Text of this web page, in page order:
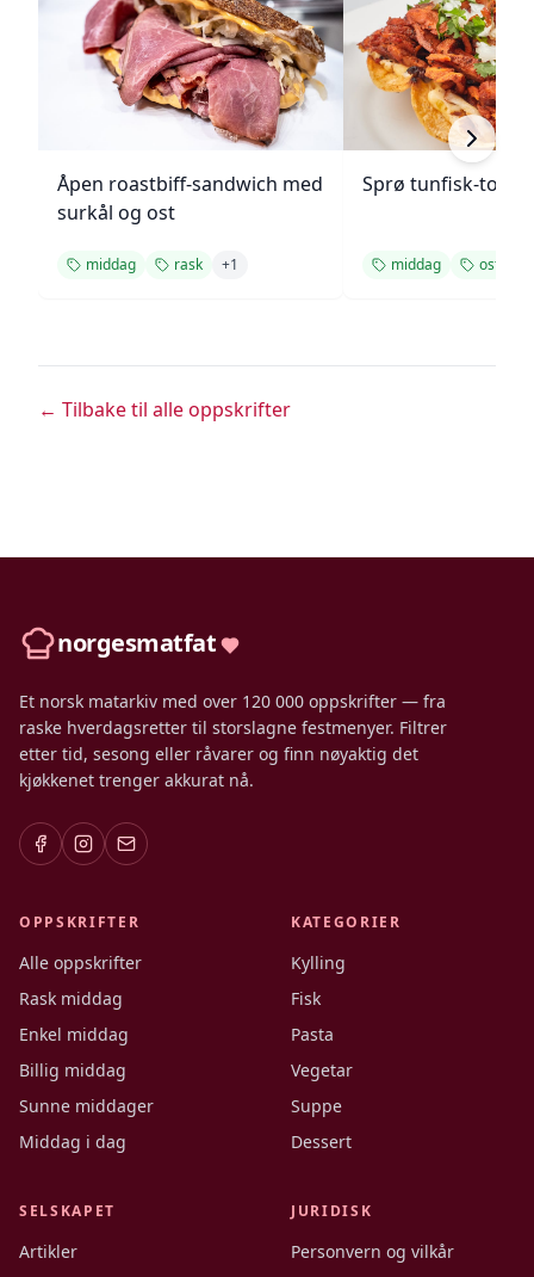
Åpen roastbiff-sandwich med
surkål og ost
middag rask +1
Sprø tunfisk-
middag ost
← Tilbake til alle oppskrifter
norgesmatfat
Et norsk matarkiv med over 120 000 oppskrifter — fra
raske hverdagsretter til storslagne festmenyer. Filtrer
etter tid, sesong eller råvarer og finn nøyaktig det
kjøkkenet trenger akkurat nå.
OPPSKRIFTER
Alle oppskrifter
Rask middag
Enkel middag
Billig middag
Sunne middager
Middag i dag
KATEGORIER
Kylling
Fisk
Pasta
Vegetar
Suppe
Dessert
SELSKAPET
Artikler
JURIDISK
Personvern og vilkår